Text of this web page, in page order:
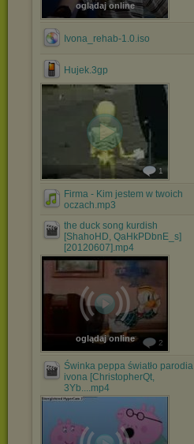
oglądaj online
Ivona_rehab-1.0.iso
Hujek.3gp
1
Firma - Kim jestem w twoich
oczach.mp3
the duck song kurdish
[ShahoHD, QaHkPDbnE_s]
[20120607].mp4
oglądaj online 2
Świnka peppa światło parodia
ivona [ChristopherQt,
3Yb....mp4